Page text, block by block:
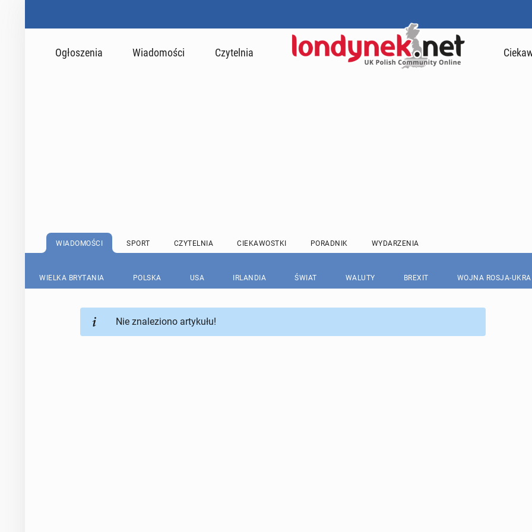
Ogłoszenia Wiadomości Czytelnia
WIADOMOŚCI SPORT CZYTELNIA CIEKAWOSTKI PORADNIK WYDARZENIA
WIELKA BRYTANIA POLSKA USA IRLANDIA ŚWIAT WALUTY BREXIT WOJNA ROSJA-
Nie znaleziono artykułu!